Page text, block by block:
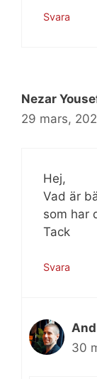
Svara
Nezar
29 mars,
Hej,
Vad är
som har
Tack
Svara
30